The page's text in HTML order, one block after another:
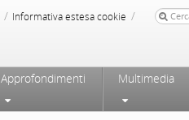
/ Informativa estesa cookie /
Approfondimenti Multimedia